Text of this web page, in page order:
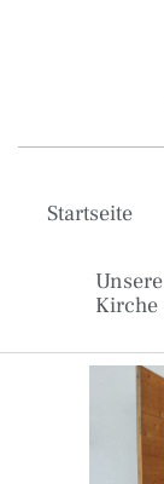
Startseite
Unsere
Kirche